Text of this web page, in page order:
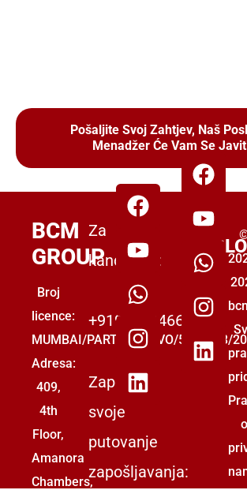
Pošaljite Svoj Zahtjev, Naš
Menadžer Će Vam Se
BCM
GROUP
Broj
licence:
MUMBAI/PARTNERSTVO/5493853/
Adresa:
409,
4th
Floor,
Amanora
Chambers,
Za
kandidate:
+919555446699
Započnite
svoje
putovanje
zapošljavanja:
ZA
o